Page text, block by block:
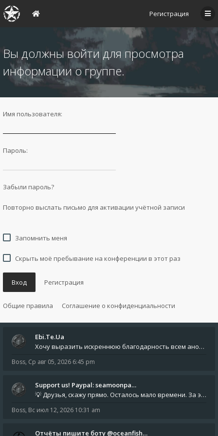
Регистрация
Вы должны войти для просмотра
информации о группе.
Имя пользователя:
Пароль:
Забыли пароль?
Повторно выслать письмо для активации учётной записи
Запомнить меня
Скрыть моё пребывание на конференции в этот раз
Вход Регистрация
Общие правила Соглашение о конфиденциальности
Ebi.Te.Ua
Хочу выразить искреннюю благодарность всем анонимным пользователям, которые поддержали наше сообщество финансово. Благод
Boss, Ср авг 05, 2026 6:45 pm
Support us! Paypal: seamoonpa…
💡 Друзья, скажу прямо. Осталось мало времени. За это время нам нужно закрыть последние обязательные расходы: около 500
Boss, Вс июл 12, 2026 10:31 am
Отчёты пишите боту @oceanfish…